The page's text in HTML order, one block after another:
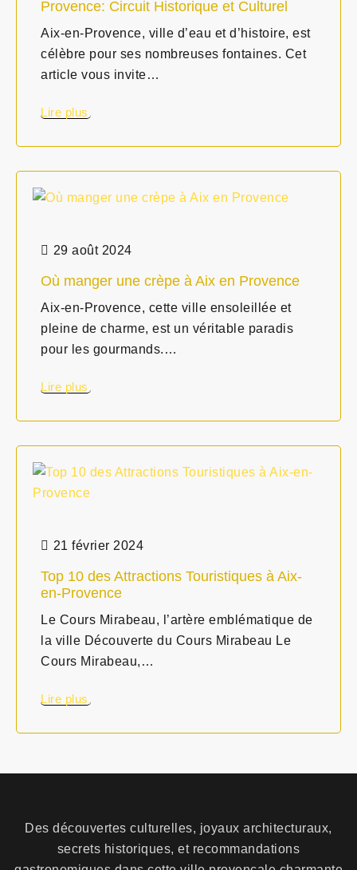
Provence: Circuit Historique et Culturel
Aix-en-Provence, ville d’eau et d’histoire, est
célèbre pour ses nombreuses fontaines. Cet
article vous invite…
Lire plus
29 août 2024
Où manger une crèpe à Aix en Provence
Aix-en-Provence, cette ville ensoleillée et
pleine de charme, est un véritable paradis
pour les gourmands.…
Lire plus
21 février 2024
Top 10 des Attractions Touristiques à Aix-
en-Provence
Le Cours Mirabeau, l’artère emblématique de
la ville Découverte du Cours Mirabeau Le
Cours Mirabeau,…
Lire plus
Des découvertes culturelles, joyaux architecturaux,
secrets historiques, et recommandations